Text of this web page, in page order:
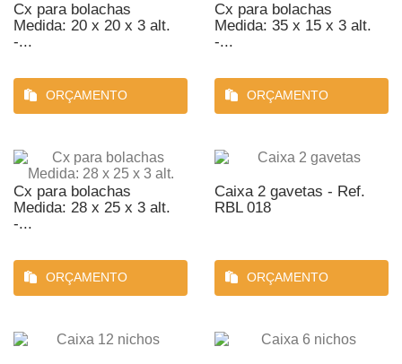
Cx para bolachas
Medida: 20 x 20 x 3 alt.
-...
ORÇAMENTO
Cx para bolachas
Medida: 35 x 15 x 3 alt.
-...
ORÇAMENTO
Cx para bolachas
Medida: 28 x 25 x 3 alt.
-...
ORÇAMENTO
Caixa 2 gavetas - Ref.
RBL 018
ORÇAMENTO